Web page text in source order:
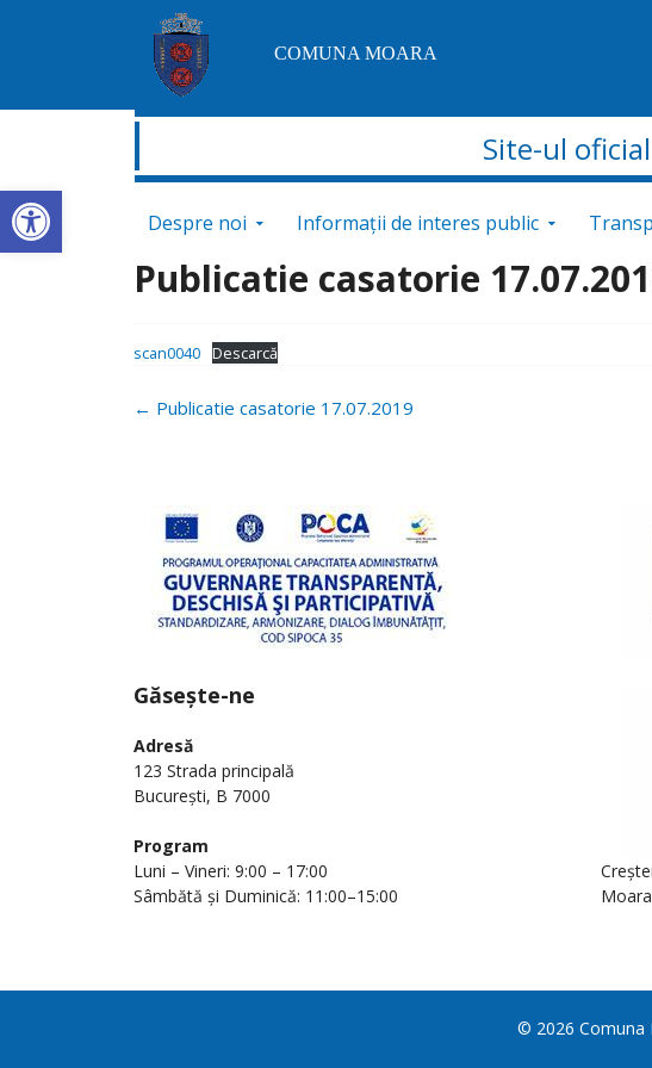
Deschide bara de unelte
COMUNA MOARA
Site-ul
Despre noi Informații de interes public
Publicatie casatorie
scan0040 Descarcă
Navigare
← Publicatie casatorie 17.07.2019
Găsește-ne
Adresă
123 Strada principală
București, B 7000
Program
Luni – Vineri: 9:00 – 17:00
Sâmbătă și Duminică: 11:00–15:00
© 2026 Comuna